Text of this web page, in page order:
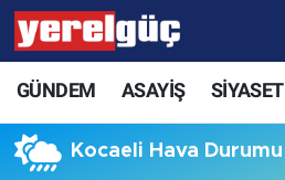
GÜNDEM ASAYİŞ SİYASET
Kocaeli Hava Durumu